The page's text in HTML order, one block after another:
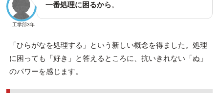
工学部3年
一番処理に困るから。
「ひらがなを処理する」という新しい概念を得ました。処理
に困っても「好き」と答えるところに、抗いきれない「ぬ」
のパワーを感じます。